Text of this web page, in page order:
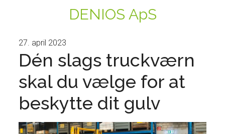
DENIOS ApS
27. april 2023
Dén slags truckværn
skal du vælge for at
beskytte dit gulv